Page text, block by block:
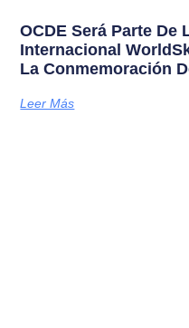
OCDE Será Parte De
Internacional
La Conmemoración
Leer Más